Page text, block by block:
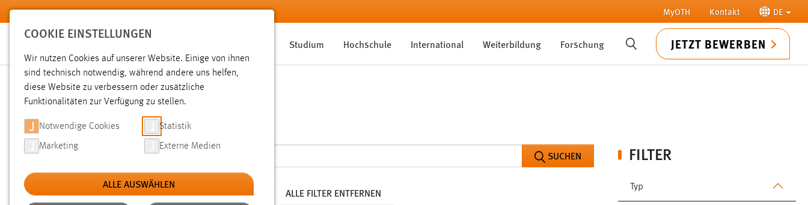
Zum Hauptinhalt springen MyOTH Kontakt DE
Studium Hochschule International Weiterbildung Forschung SUCHE JETZT BEWERBEN
SUCHE
FILTER
Typ
SUCHEN
Aktive Filter: TYP: SEITEN ALTER: ÜBER EIN JAHR ALLE FILTER ENTFERNEN
COOKIE EINSTELLUNGEN
Wir nutzen Cookies auf unserer Website. Einige von ihnen
sind technisch notwendig, während andere uns helfen,
diese Website zu verbessern oder zusätzliche
Funktionalitäten zur Verfügung zu stellen.
Notwendige Cookies Statistik
Marketing Externe Medien
ALLE AUSWÄHLEN